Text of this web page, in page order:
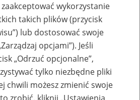
- zakładanie profili
wykorzystanie
takich plików (przycisk
lub dostosować swoje
opcjami”). Jeśli
„Odrzuć opcjonalne”,
tylko niezbędne pliki
chwili możesz zmienić swoje